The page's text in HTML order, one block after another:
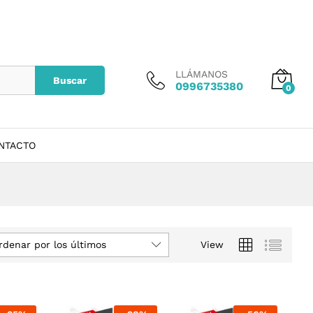
Buscar
LLÁMANOS
0996735380 0
View
por los últimos